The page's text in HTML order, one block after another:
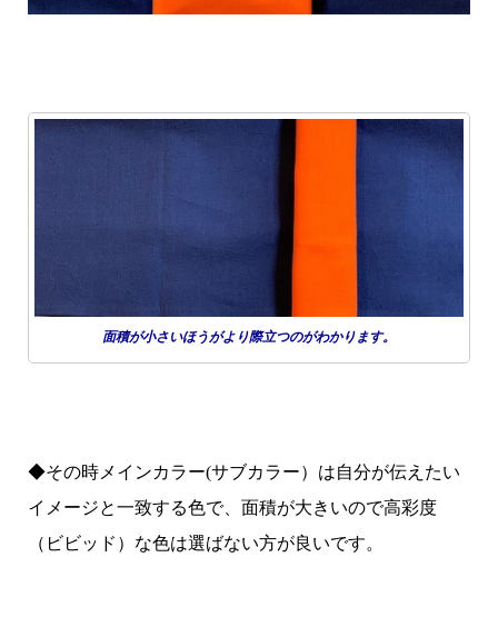
面積が小さいほうがより際立つのがわかります。
◆その時メインカラー(サブカラー）は自分が伝えたい
イメージと一致する色で、面積が大きいので高彩度
（ビビッド）な色は選ばない方が良いです。